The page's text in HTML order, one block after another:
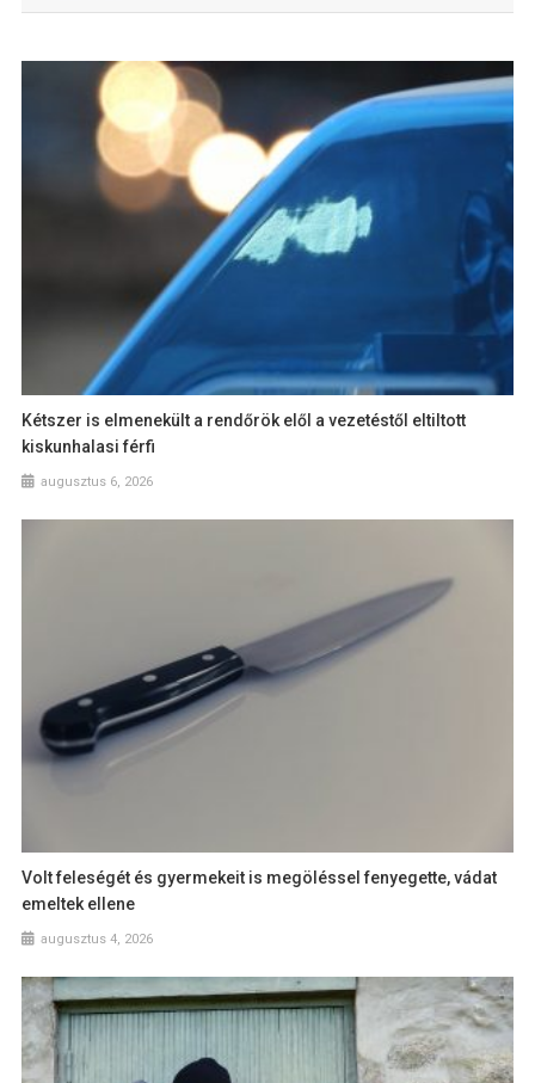
Kétszer is elmenekült a rendőrök elől a vezetéstől eltiltott
kiskunhalasi férfi
augusztus 6, 2026
Volt feleségét és gyermekeit is megöléssel fenyegette, vádat
emeltek ellene
augusztus 4, 2026